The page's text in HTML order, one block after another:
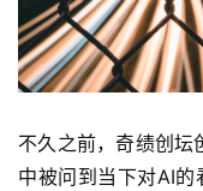
不久之前，奇绩创坛
中被问到当下对AI的